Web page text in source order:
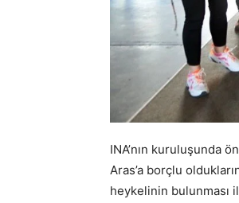
INA’nın kuruluşunda
Aras’a borçlu
heykelinin bulunması